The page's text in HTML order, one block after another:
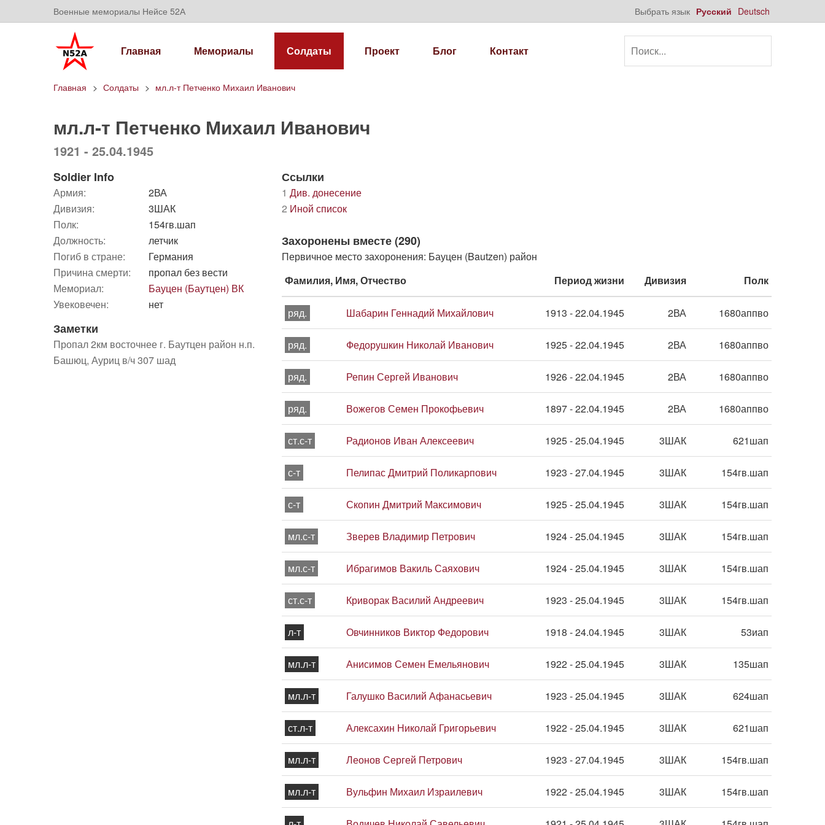
Военные мемориалы Нейсе 52А Выбрать язык Русский Deutsch
Главная Мемориалы Солдаты Проект Блог Контакт
Главная Солдаты мл.л-т Петченко Михаил Иванович
мл.л-т Петченко Михаил Иванович
1921 - 25.04.1945
Soldier Info
Армия:
2ВА
Дивизия:
3ШАК
Полк:
154гв.шап
Должность:
летчик
Погиб в стране:
Германия
Причина смерти:
пропал без вести
Мемориал:
Бауцен (Баутцен) ВК
Увековечен:
нет
Заметки
Пропал 2км восточнее г. Баутцен район н.п.
Башюц, Ауриц в/ч 307 шад
Ссылки
1 Див. донесение
2 Иной список
Захоронены вместе (290)
Первичное место захоронения: Бауцен (Bautzen) район
Фамилия, Имя, Отчество
Период жизни Дивизия Полк
ряд. Шабарин Геннадий Михайлович 1913 - 22.04.1945 2ВА 1680аппво
ряд. Федорушкин Николай Иванович 1925 - 22.04.1945 2ВА 1680аппво
ряд. Репин Сергей Иванович 1926 - 22.04.1945 2ВА 1680аппво
ряд. Вожегов Семен Прокофьевич 1897 - 22.04.1945 2ВА 1680аппво
ст.с-т Радионов Иван Алексеевич 1925 - 25.04.1945 3ШАК 621шап
с-т Пелипас Дмитрий Поликарпович 1923 - 27.04.1945 3ШАК 154гв.шап
с-т Скопин Дмитрий Максимович 1925 - 25.04.1945 3ШАК 154гв.шап
мл.с-т Зверев Владимир Петрович 1924 - 25.04.1945 3ШАК 154гв.шап
мл.с-т Ибрагимов Вакиль Саяхович 1924 - 25.04.1945 3ШАК 154гв.шап
ст.с-т Криворак Василий Андреевич 1923 - 25.04.1945 3ШАК 154гв.шап
л-т Овчинников Виктор Федорович 1918 - 24.04.1945 3ШАК 53иап
мл.л-т Анисимов Семен Емельянович 1922 - 25.04.1945 3ШАК 135шап
мл.л-т Галушко Василий Афанасьевич 1923 - 25.04.1945 3ШАК 624шап
ст.л-т Алексахин Николай Григорьевич 1922 - 25.04.1945 3ШАК 621шап
мл.л-т Леонов Сергей Петрович 1923 - 27.04.1945 3ШАК 154гв.шап
мл.л-т Вульфин Михаил Израилевич 1922 - 25.04.1945 3ШАК 154гв.шап